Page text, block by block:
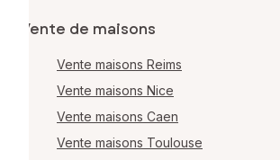
Vente de maisons
Vente maisons Reims
Vente maisons Nice
Vente maisons Caen
Vente maisons Toulouse